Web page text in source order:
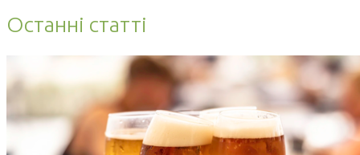
Останні статті